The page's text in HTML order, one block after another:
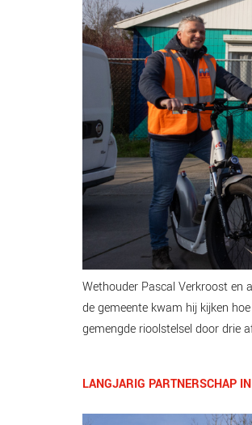
Wethouder Pascal Verkroost en
de gemeente kwam hij kijken
gemengde rioolstelsel door drie
LANGJARIG PARTNERSCHAP